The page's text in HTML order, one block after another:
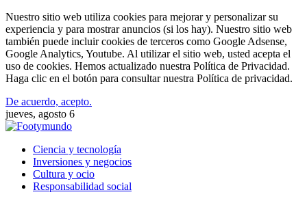
Nuestro sitio web utiliza cookies para mejorar y personalizar su
experiencia y para mostrar anuncios (si los hay). Nuestro sitio web
también puede incluir cookies de terceros como Google Adsense,
Google Analytics, Youtube. Al utilizar el sitio web, usted acepta el
uso de cookies. Hemos actualizado nuestra Política de Privacidad.
Haga clic en el botón para consultar nuestra Política de privacidad.
De acuerdo, acepto.
jueves, agosto 6
Ciencia y tecnología
Inversiones y negocios
Cultura y ocio
Responsabilidad social